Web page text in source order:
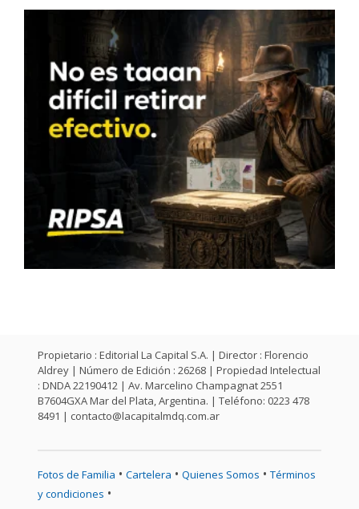
Propietario : Editorial La Capital S.A. | Director : Florencio
Aldrey | Número de Edición : 26268 | Propiedad Intelectual
: DNDA 22190412 | Av. Marcelino Champagnat 2551
B7604GXA Mar del Plata, Argentina. | Teléfono: 0223 478
8491 | contacto@lacapitalmdq.com.ar
Fotos de Familia • Cartelera • Quienes Somos • Términos
y condiciones •